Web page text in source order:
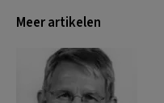
Meer artikelen